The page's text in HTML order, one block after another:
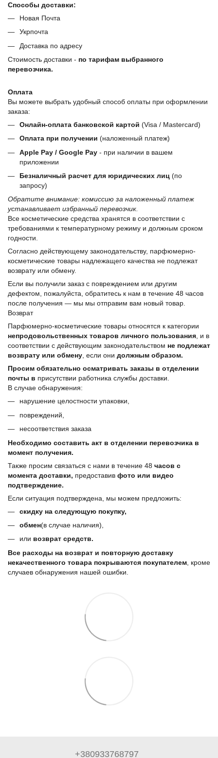
Способы доставки:
Новая Почта
Укрпочта
Доставка по адресу
Стоимость доставки - по тарифам выбранного
перевозчика.
Оплата
Вы можете выбрать удобный способ оплаты при оформлении
заказа:
Онлайн-оплата банковской картой (Visa / Mastercard)
Оплата при получении (наложенный платеж)
Apple Pay / Google Pay - при наличии в вашем
приложении
Безналичный расчет для юридических лиц (по
запросу)
Обратите внимание: комиссию за наложенный платеж
устанавливает избранный перевозчик.
Все косметические средства хранятся в соответствии с
требованиями к температурному режиму и должным сроком
годности.
Согласно действующему законодательству, парфюмерно-
косметические товары надлежащего качества не подлежат
возврату или обмену.
Если вы получили заказ с повреждением или другим
дефектом, пожалуйста, обратитесь к нам в течение 48 часов
после получения — мы мы отправим вам новый товар.
Возврат
Парфюмерно-косметические товары относятся к категории
непродовольственных товаров личного пользования, и в
соответствии с действующим законодательством не подлежат
возврату или обмену, если они должным образом.
Просим обязательно осматривать заказы в отделении
почты в присутствии работника службы доставки.
В случае обнаружения:
нарушение целостности упаковки,
повреждений,
несоответствия заказа
Необходимо составить акт в отделении перевозчика в
момент получения.
Также просим связаться с нами в течение 48 часов с
момента доставки, предоставив фото или видео
подтверждение.
Если ситуация подтверждена, мы можем предложить:
скидку на следующую покупку,
обмен(в случае наличия),
или возврат средств.
Все расходы на возврат и повторную доставку
некачественного товара покрываются покупателем , кроме
случаев обнаружения нашей ошибки.
+380933768797